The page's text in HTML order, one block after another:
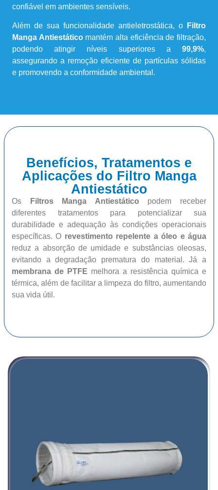
confiável em ambientes sensíveis.
Além de sua funcionalidade antieletrostática, o
Filtro
Manga Antiestáticomantém alta eficiência de filtração,
podendo atingir níveis superiores a 99,9%,
assegurando a remoção eficiente de partículas sólidas
e promovendo a conformidade ambiental.
Benefícios, Tratamentos e
Aplicações do Filtro Manga
Antiestático
Os Filtros Manga Antiestático podem receber
diferentes tratamentos para potencializar sua
durabilidade e adequação às condições operacionais
específicas. O revestimento repelente a óleo e água
reduz a absorção de umidade e substâncias oleosas,
evitando a degradação prematura do material. Já a
membrana de PTFE melhora a resistência química e
térmica, além de facilitar a limpeza do filtro, aumentando
sua vida útil.